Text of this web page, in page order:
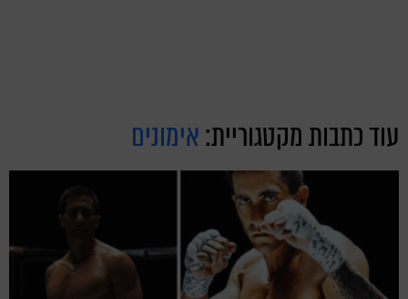
עוד כתבות מקטגוריית:אימונים